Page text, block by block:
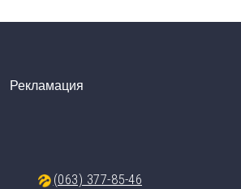
Рекламация
(063) 377-85-46